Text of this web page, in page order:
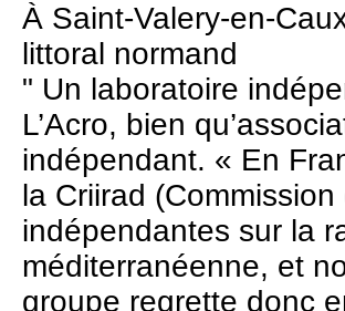
À Saint-Valery-en-
littoral normand
" Un laboratoire
L’Acro, bien
indépendant. « En
la Criirad
indépendantes sur la
méditerranéenne, et
groupe regrette donc